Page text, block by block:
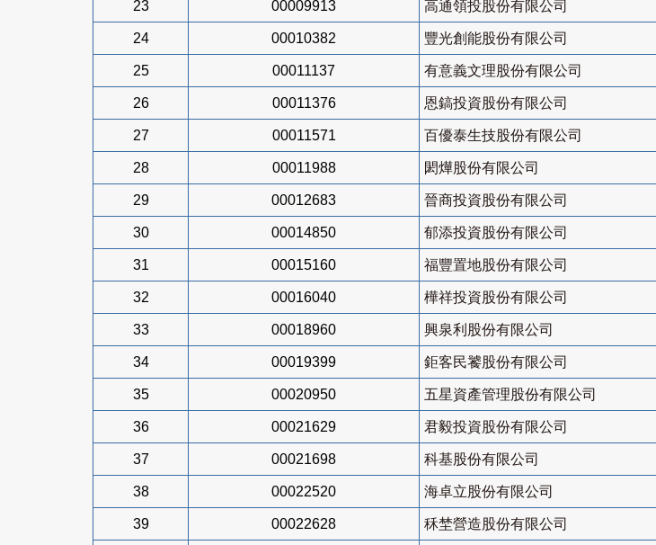
23 00009913 高通領投股份有限公司
24 00010382 豐光創能股份有限公司
25 00011137 有意義文理股份有限公司
26 00011376 恩鎬投資股份有限公司
27 00011571 百優泰生技股份有限公司
28 00011988 閎燁股份有限公司
29 00012683 晉商投資股份有限公司
30 00014850 郁添投資股份有限公司
31 00015160 福豐置地股份有限公司
32 00016040 樺祥投資股份有限公司
33 00018960 興泉利股份有限公司
34 00019399 鉅客民饕股份有限公司
35 00020950 五星資產管理股份有限公司
36 00021629 君毅投資股份有限公司
37 00021698 科基股份有限公司
38 00022520 海卓立股份有限公司
39 00022628 秝埜營造股份有限公司